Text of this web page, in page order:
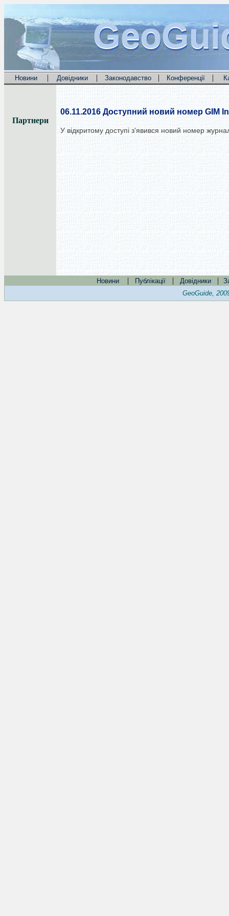
Новини | Довідники | Законодавство | Конференції |
Партнери
06.11.2016 Доступний новий номер GIM
У відкритому доступі з'явився новий номер
Новини | Публікації | Довідники |
GeoGuide,